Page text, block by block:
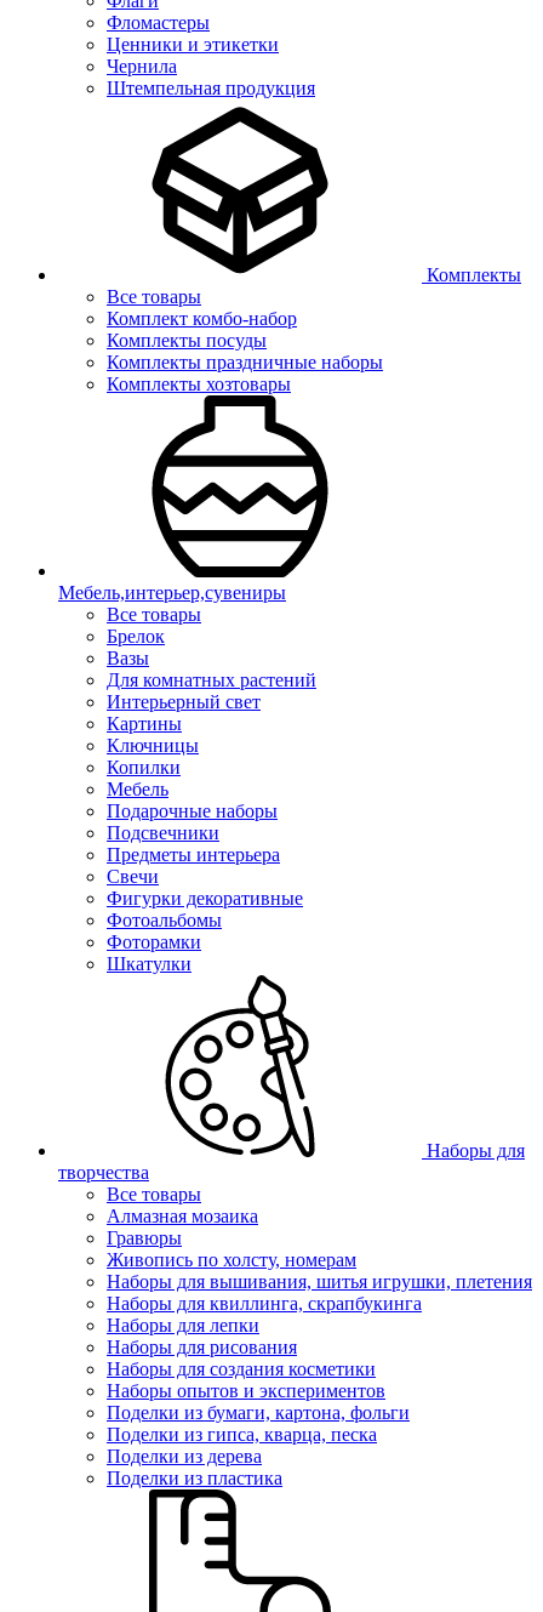
Фломастеры
Ценники и этикетки
Чернила
Штемпельная продукция
Комплекты
Все товары
Комплект комбо-набор
Комплекты посуды
Комплекты праздничные наборы
Комплекты хозтовары
Мебель,интерьер,сувениры
Все товары
Брелок
Вазы
Для комнатных растений
Интерьерный свет
Картины
Ключницы
Копилки
Мебель
Подарочные наборы
Подсвечники
Предметы интерьера
Свечи
Фигурки декоративные
Фотоальбомы
Фоторамки
Шкатулки
Наборы для
творчества
Все товары
Алмазная мозаика
Гравюры
Живопись по холсту, номерам
Наборы для вышивания, шитья игрушки, плетения
Наборы для квиллинга, скрапбукинга
Наборы для лепки
Наборы для рисования
Наборы для создания косметики
Наборы опытов и экспериментов
Поделки из бумаги, картона, фольги
Поделки из гипса, кварца, песка
Поделки из дерева
Поделки из пластика